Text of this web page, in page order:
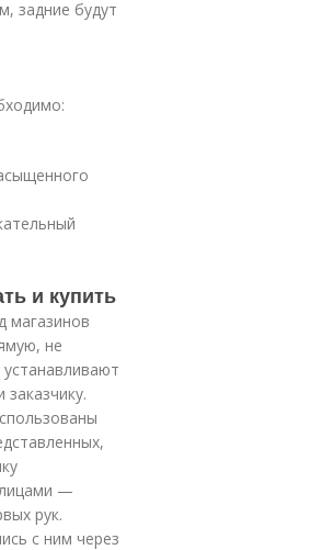
задние будут
и купить
магазинов
не
—
рук.
с ним через